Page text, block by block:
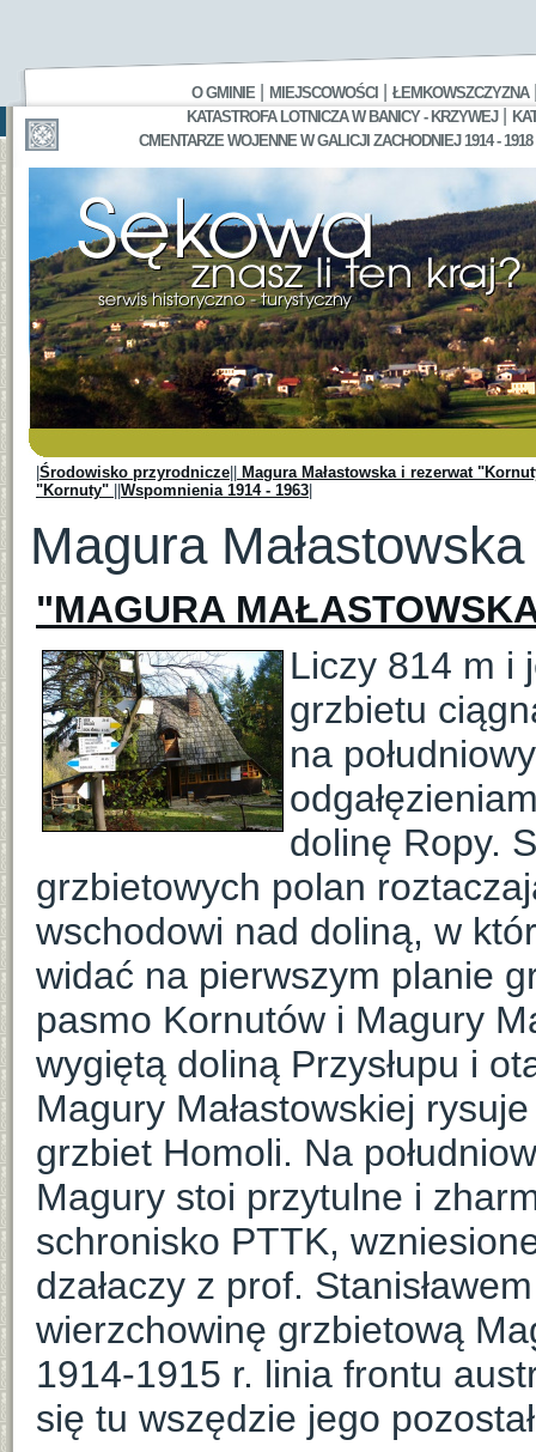
O GMINIE MIEJSCOWOŚCI ŁEMKOWSZCZYZNA
KATASTROFA LOTNICZA W BANICY - KRZYWEJ|
CMENTARZE WOJENNE W GALICJI ZACHODNIEJ 1914 - 1918
Środowisko przyrodnicze
Magura Małastowska i rezerwat
"Kornuty"
Wspomnienia 1914 - 1963
Magura
"MAGURA
Liczy 814 m i
grzbietu
na
dolinę Ropy.
grzbietowych polan
wschodowi nad doliną, w
widać na pierwszym planie
pasmo Kornutów i Magury
wygiętą doliną Przysłupu i
Magury Małastowskiej
grzbiet Homoli. Na
Magury stoi przytulne i
schronisko PTTK,
dzałaczy z prof.
wierzchowinę grzbietową
1914-1915 r. linia frontu
się tu wszędzie jego